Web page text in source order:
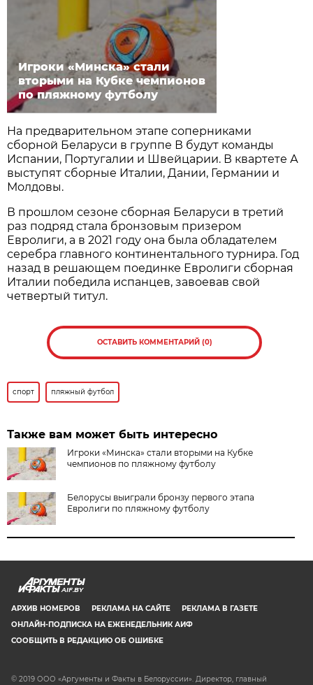
Игроки «Минска» стали
вторыми на Кубке чемпионов
по пляжному футболу
На предварительном этапе соперниками
сборной Беларуси в группе В будут команды
Испании, Португалии и Швейцарии. В квартете А
выступят сборные Италии, Дании, Германии и
Молдовы.
В прошлом сезоне сборная Беларуси в третий
раз подряд стала бронзовым призером
Евролиги, а в 2021 году она была обладателем
серебра главного континентального турнира. Год
назад в решающем поединке Евролиги сборная
Италии победила испанцев, завоевав свой
четвертый титул.
ОСТАВИТЬ КОММЕНТАРИЙ (0)
спорт пляжный футбол
Также вам может быть интересно
Игроки «Минска» стали вторыми на Кубке
чемпионов по пляжному футболу
Белорусы выиграли бронзу первого этапа
Евролиги по пляжному футболу
AIF.BY
АРХИВ НОМЕРОВ РЕКЛАМА НА САЙТЕ
РЕКЛАМА В ГАЗЕТЕ
ОНЛАЙН-ПОДПИСКА НА ЕЖЕНЕДЕЛЬНИК АИФ
СООБЩИТЬ В РЕДАКЦИЮ ОБ ОШИБКЕ
© 2019 ООО «Аргументы и Факты в Белоруссии». Директор, главный